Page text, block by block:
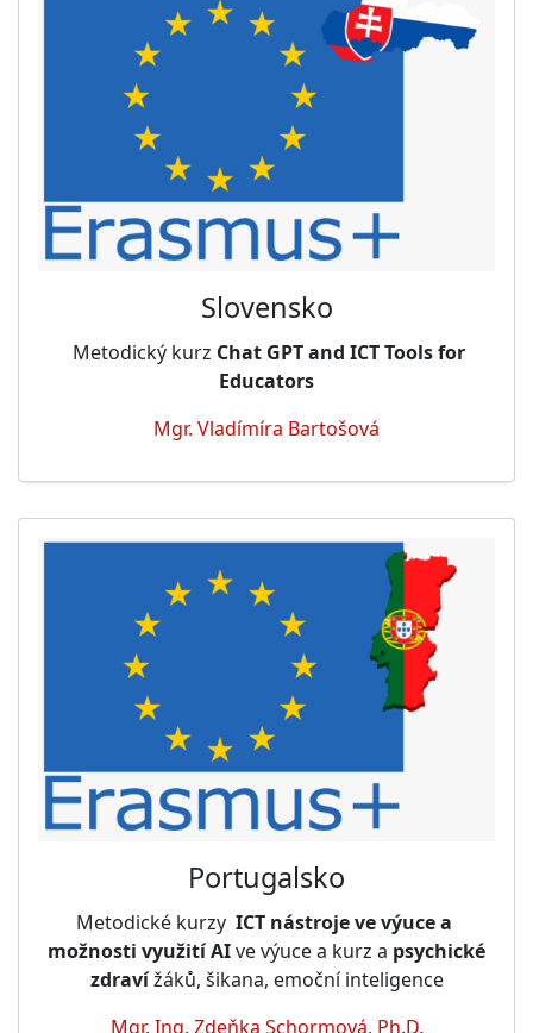
Slovensko
Metodický kurz Chat GPT and ICT Tools for
Educators
Mgr. Vladímíra Bartošová
Portugalsko
Metodické kurzy ICT nástroje ve výuce a
možnosti využití AIve výuce a kurz a psychické
zdravížáků, šikana, emoční inteligence
Mgr. Ing. Zdeňka Schormová, Ph.D.